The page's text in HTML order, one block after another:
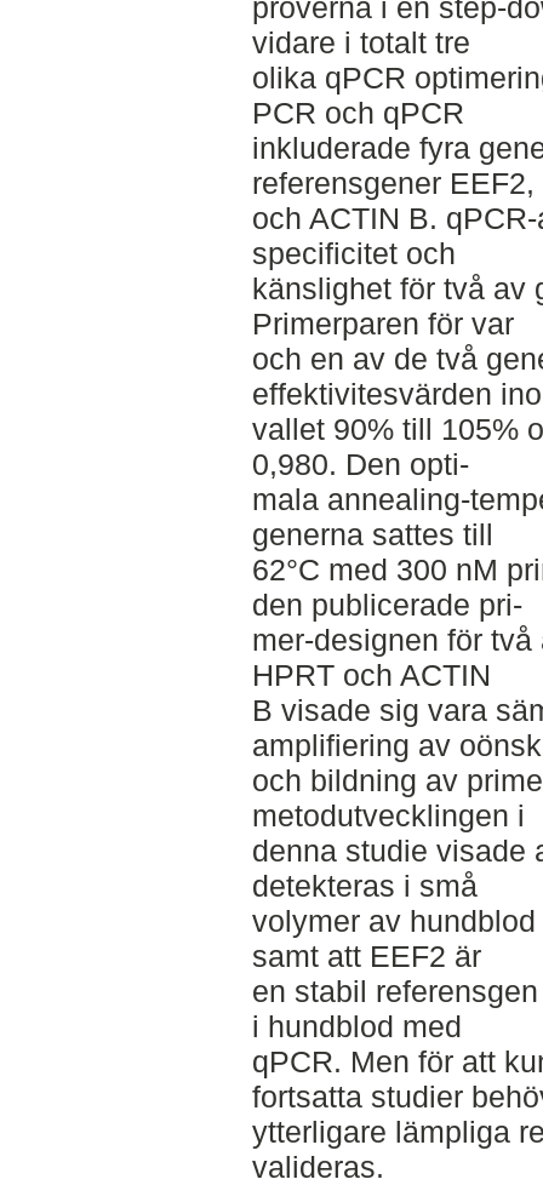
proverna i en step-­
vidare i totalt tre
olika qPCR
PCR och qPCR
inkluderade fyra
referensgener EEF2,
och ACTIN B.
specificitet och
känslighet för två av
Primerparen för var
och en av de två
effektivitesvärden
vallet 90% till 105%
0,980. Den opti-­
mala annealing-­
generna sattes till
62°C med 300 nM
den publicerade pri-­
mer-­designen för
HPRT och ACTIN
B visade sig vara
amplifiering av
och bildning av
metodutvecklingen i
denna studie visade
detekteras i små
volymer av
samt att EEF2 är
en stabil
i hundblod med
qPCR. Men för att
fortsatta studier
ytterligare lämpliga
valideras.